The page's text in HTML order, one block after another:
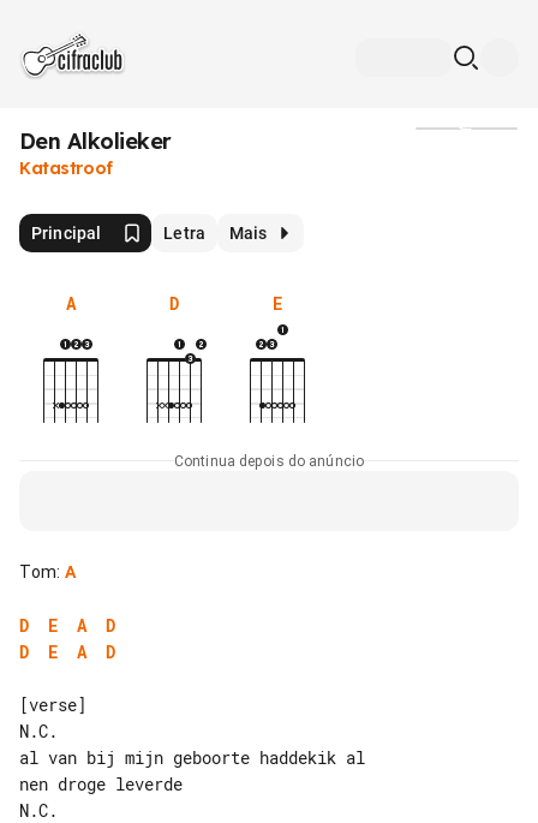
Den Alkolieker
Katastroof
Principal Letra Mais
A D E
Continua depois do anúncio
Tom: A
D E A
D
D
E A D
[verse]
N.C.
al van bij mijn geboorte haddekik al
nen droge leverde
N.C.